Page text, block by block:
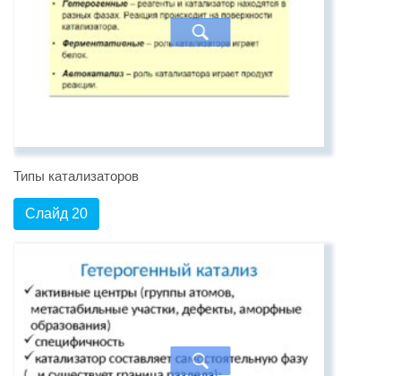
Типы катализаторов
Слайд 20